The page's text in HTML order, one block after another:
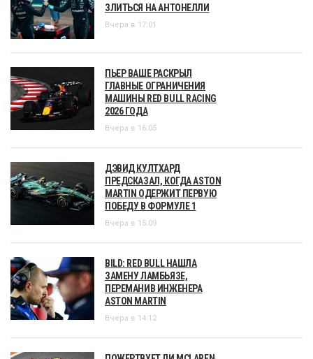
ЗЛИТЬСЯ НА АНТОНЕЛЛИ
Вчера в 17:01
ПЬЕР ВАШЕ РАСКРЫЛ
ГЛАВНЫЕ ОГРАНИЧЕНИЯ
МАШИНЫ RED BULL RACING
2026 ГОДА
Вчера в 16:05
ДЭВИД КУЛТХАРД
ПРЕДСКАЗАЛ, КОГДА ASTON
MARTIN ОДЕРЖИТ ПЕРВУЮ
ПОБЕДУ В ФОРМУЛЕ 1
Вчера в 15:09
BILD: RED BULL НАШЛА
ЗАМЕНУ ЛАМБЬЯЗЕ,
ПЕРЕМАНИВ ИНЖЕНЕРА
ASTON MARTIN
Вчера в 14:12